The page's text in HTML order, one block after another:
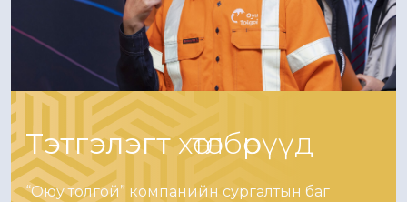
Тэтгэлэгтхөтөлбөрүүд
“Оюу толгой” компанийн сургалтын баг